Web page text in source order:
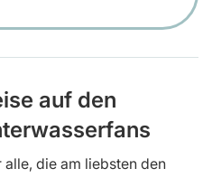
auf den
die am liebsten den